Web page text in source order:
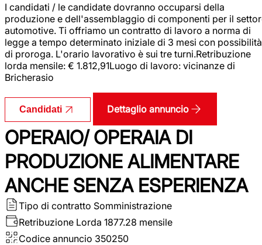
I candidati / le candidate dovranno occuparsi della
produzione e dell'assemblaggio di componenti per il
automotive. Ti offriamo un contratto di lavoro a norma di
legge a tempo determinato iniziale di 3 mesi con possibilità
di proroga. L'orario lavorativo è sui tre turni.Retribuzione
lorda mensile: € 1.812,91Luogo di lavoro: vicinanze di
Bricherasio
Candidati Dettaglio annuncio
OPERAIO/ OPERAIA DI
PRODUZIONE ALIMENTARE
ANCHE SENZA ESPERIENZA
Tipo di contratto Somministrazione
Retribuzione Lorda 1877.28 mensile
Codice annuncio 350250